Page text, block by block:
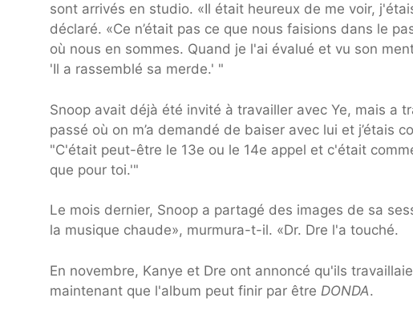
sont arrivés en studio. «Il était heureux de me voir,
déclaré. «Ce n’était pas ce que nous faisions dans le
où nous en sommes. Quand je l'ai évalué et vu son
'Il a rassemblé sa merde.' "
Snoop avait déjà été invité à travailler avec Ye, mais a
passé où on m’a demandé de baiser avec lui et j’étais
"C'était peut-être le 13e ou le 14e appel et c'était
que pour toi.'"
Le mois dernier, Snoop a partagé des images de sa
la musique chaude», murmura-t-il. «Dr. Dre l'a touché.
En novembre, Kanye et Dre ont annoncé qu'ils
maintenant que l'album peut finir par être DONDA.